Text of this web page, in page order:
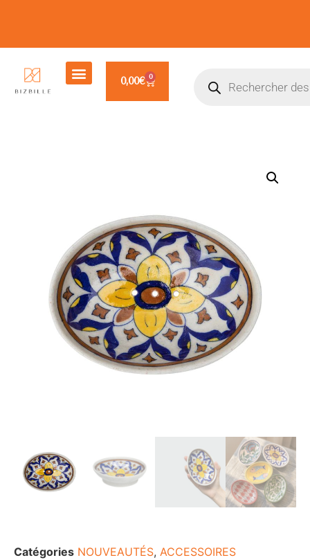
0,00€ 0
Catégories NOUVEAUTÉS, ACCESSOIRES